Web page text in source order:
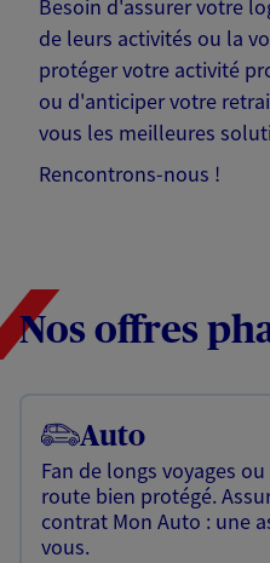
Besoin d'assurer votre
de leurs activités ou la
protéger votre activité
ou d'anticiper votre
vous les meilleures
Rencontrons-nous !
Nos offres
Auto
Fan de longs voyages
route bien protégé.
contrat Mon Auto : une
vous.